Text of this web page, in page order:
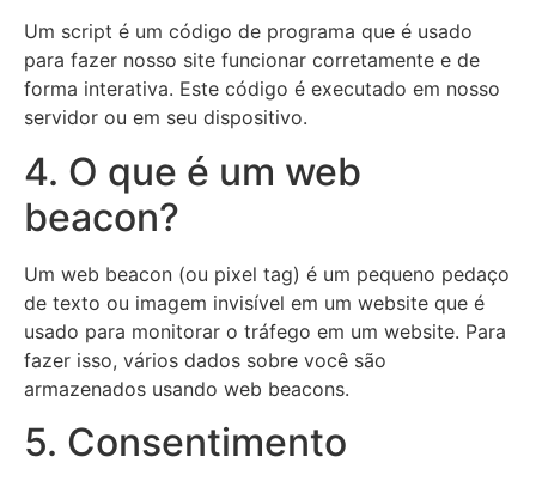
Um script é um código de programa que é usado
para fazer nosso site funcionar corretamente e de
forma interativa. Este código é executado em nosso
servidor ou em seu dispositivo.
4. O que é um web
beacon?
Um web beacon (ou pixel tag) é um pequeno pedaço
de texto ou imagem invisível em um website que é
usado para monitorar o tráfego em um website. Para
fazer isso, vários dados sobre você são
armazenados usando web beacons.
5. Consentimento